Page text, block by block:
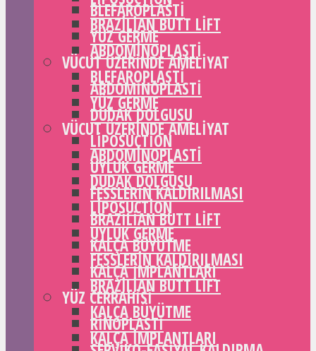
BLEFAROPLASTI
YÜZ GERME
VÜCUT ÜZERINDE AMELIYAT
ABDOMINOPLASTI
DUDAK DOLGUSU
LIPOSUCTION
UYLUK GERME
FESSLERIN KALDIRILMASI
BRAZILIAN BUTT LIFT
KALÇA BÜYÜTME
KALÇA IMPLANTLARI
YÜZ CERRAHISI
RINOPLASTI
BRAZILIAN BUTT LIFT
ABDOMINOPLASTI
BLEFAROPLASTI
YÜZ GERME
VÜCUT ÜZERINDE AMELIYAT
ABDOMINOPLASTI
DUDAK DOLGUSU
LIPOSUCTION
UYLUK GERME
FESSLERIN KALDIRILMASI
BRAZILIAN BUTT LIFT
KALÇA BÜYÜTME
KALÇA IMPLANTLARI